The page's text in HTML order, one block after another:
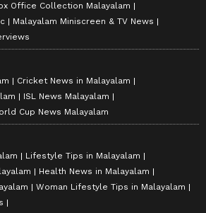
Office Collection Malayalam
Malayalam Miniscreen & TV News
Cricket News in Malayalam
ISL News Malayalam
Cup News Malayalam
Lifestyle Tips in Malayalam
Health News in Malayalam
Woman Lifestyle Tips in Malayalam